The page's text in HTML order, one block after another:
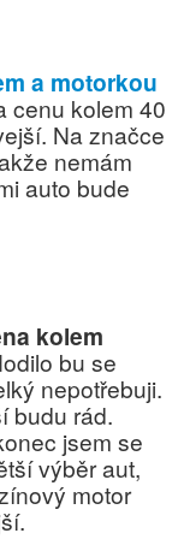
a motorkou
cenu kolem 40
Na značce
nemám
auto bude
kolem
bu se
nepotřebuji.
budu rád.
jsem se
výběr aut,
motor